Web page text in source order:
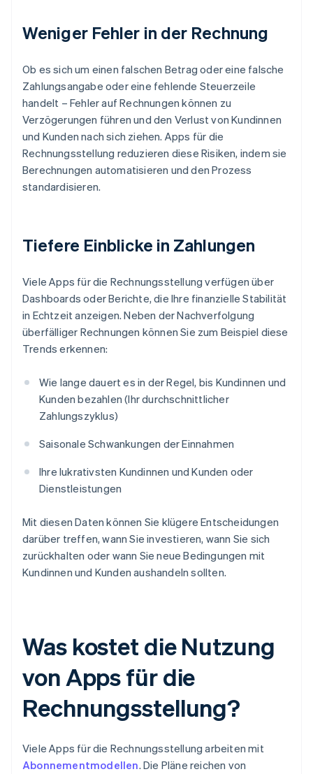
Weniger Fehler in der Rechnung
Ob es sich um einen falschen Betrag oder eine falsche
Zahlungsangabe oder eine fehlende Steuerzeile
handelt – Fehler auf Rechnungen können zu
Verzögerungen führen und den Verlust von Kundinnen
und Kunden nach sich ziehen. Apps für die
Rechnungsstellung reduzieren diese Risiken, indem sie
Berechnungen automatisieren und den Prozess
standardisieren.
Tiefere Einblicke in Zahlungen
Viele Apps für die Rechnungsstellung verfügen über
Dashboards oder Berichte, die Ihre finanzielle Stabilität
in Echtzeit anzeigen. Neben der Nachverfolgung
überfälliger Rechnungen können Sie zum Beispiel diese
Trends erkennen:
Wie lange dauert es in der Regel, bis Kundinnen und
Kunden bezahlen (Ihr durchschnittlicher
Zahlungszyklus)
Saisonale Schwankungen der Einnahmen
Ihre lukrativsten Kundinnen und Kunden oder
Dienstleistungen
Mit diesen Daten können Sie klügere Entscheidungen
darüber treffen, wann Sie investieren, wann Sie sich
zurückhalten oder wann Sie neue Bedingungen mit
Kundinnen und Kunden aushandeln sollten.
Was kostet die Nutzung
von Apps für die
Rechnungsstellung?
Viele Apps für die Rechnungsstellung arbeiten mit
Abonnementmodellen. Die Pläne reichen von